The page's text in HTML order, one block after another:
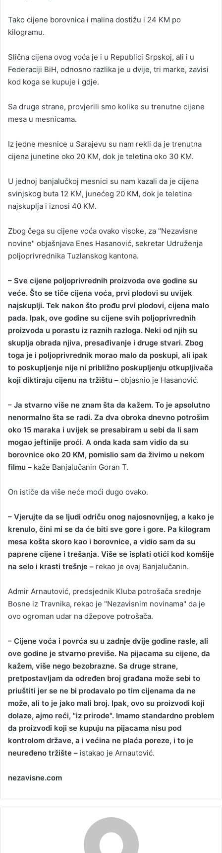
Tako cijene borovnica i malina dostižu i 24 KM po
kilogramu.
Slična cijena ovog voća je i u Republici Srpskoj, ali i u
Federaciji BiH, odnosno razlika je u dvije, tri marke, zavisi
kod koga se kupuje i gdje.
Sa druge strane, provjerili smo kolike su trenutne cijene
mesa u mesnicama.
Iz jedne mesnice u Sarajevu su nam rekli da je trenutna
cijena junetine oko 20 KM, dok je teletina oko 30 KM.
U jednoj banjalučkoj mesnici su nam kazali da je cijena
svinjskog buta 12 KM, junećeg 20 KM, dok je teletina
najskuplja i iznosi 40 KM.
Zbog čega su cijene voća ovako visoke, za "Nezavisne
novine" objašnjava Enes Hasanović, sekretar Udruženja
poljoprivrednika Tuzlanskog kantona.
– Sve cijene poljoprivrednih proizvoda ove godine su
veće. Što se tiče cijena voća, prvi plodovi su uvijek
najskuplji. Tek nakon što prođu prvi plodovi, cijena malo
pada. Ipak, ove godine su cijene svih poljoprivrednih
proizvoda u porastu iz raznih razloga. Neki od njih su
skuplja obrada njiva, presađivanje i druge stvari. Zbog
toga je i poljoprivrednik morao malo da poskupi, ali ipak
to poskupljenje nije ni približno poskupljenju otkupljivača
koji diktiraju cijenu na tržištu – objasnio je Hasanović.
– Ja stvarno više ne znam šta da kažem. To je apsolutno
nenormalno šta se radi. Za dva obroka dnevno potrošim
oko 15 maraka i uvijek se presabiram u sebi da li sam
mogao jeftinije proći. A onda kada sam vidio da su
borovnice oko 20 KM, pomislio sam da živimo u nekom
filmu – kaže Banjalučanin Goran T.
On ističe da više neće moći dugo ovako.
– Vjerujte da se ljudi odriču onog najosnovnijeg, a kako je
krenulo, čini mi se da će biti sve gore i gore. Pa kilogram
mesa košta skoro kao i borovnice, a vidio sam da su
paprene cijene i trešanja. Više se isplati otići kod komšije
na selo i krasti trešnje – rekao je ovaj Banjalučanin.
Admir Arnautović, predsjednik Kluba potrošača srednje
Bosne iz Travnika, rekao je "Nezavisnim novinama" da je
ovo ogroman udar na džepove potrošača.
– Cijene voća i povrća su u zadnje dvije godine rasle, ali
ove godine je stvarno previše. Na pijacama su cijene, da
kažem, više nego bezobrazne. Sa druge strane,
pretpostavljam da određen broj građana može sebi to
priuštiti jer se ne bi prodavalo po tim cijenama da ne
može, ali to je jako mali broj. Ipak, ovo su proizvodi koji
dolaze, ajmo reći, "iz prirode". Imamo standardno problem
da proizvodi koji se kupuju na pijacama nisu pod
kontrolom države, a i većina ne plaća poreze, i to je
neuređeno tržište – istakao je Arnautović.
nezavisne.com